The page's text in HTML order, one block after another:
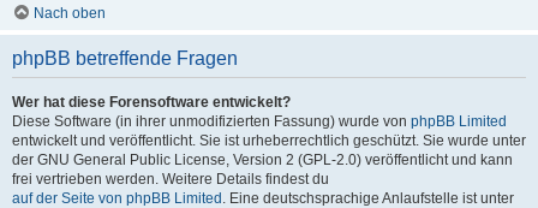
Nach oben
phpBB betreffende Fragen
Wer hat diese Forensoftware entwickelt?
Diese Software (in ihrer unmodifizierten Fassung) wurde von phpBB Limited
entwickelt und veröffentlicht. Sie ist urheberrechtlich geschützt. Sie wurde unter
der GNU General Public License, Version 2 (GPL-2.0) veröffentlicht und kann
frei vertrieben werden. Weitere Details findest du
auf der Seite von phpBB Limited . Eine deutschsprachige Anlaufstelle ist unter